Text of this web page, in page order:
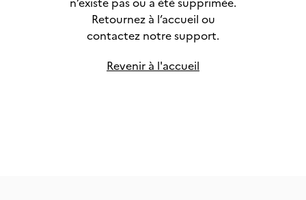
Retournez à l’accueil ou
contactez notre support.
Revenir à l'accueil